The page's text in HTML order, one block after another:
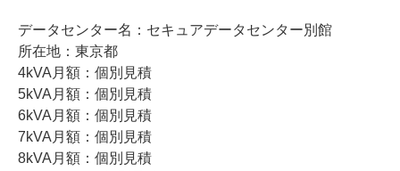
データセンター名：セキュアデータセンター別館
所在地：東京都
4kVA月額：個別見積
5kVA月額：個別見積
6kVA月額：個別見積
7kVA月額：個別見積
8kVA月額：個別見積